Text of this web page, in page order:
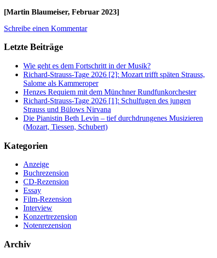
[Martin Blaumeiser, Februar 2023]
Schreibe einen Kommentar
Letzte Beiträge
Wie geht es dem Fortschritt in der Musik?
Richard-Strauss-Tage 2026 [2]: Mozart trifft späten Strauss,
Salome als Kammeroper
Henzes Requiem mit dem Münchner Rundfunkorchester
Richard-Strauss-Tage 2026 [1]: Schulfugen des jungen
Strauss und Bülows Nirvana
Die Pianistin Beth Levin – tief durchdrungenes Musizieren
(Mozart, Tiessen, Schubert)
Kategorien
Anzeige
Buchrezension
CD-Rezension
Essay
Film-Rezension
Interview
Konzertrezension
Notenrezension
Archiv